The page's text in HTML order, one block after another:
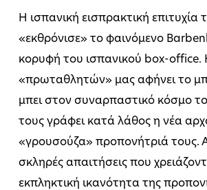
Η ισπανική εισπρακτική επιτυχία
«εκθρόνισε» το φαινόμενο
κορυφή του ισπανικού box-
«πρωταθλητών» μας αφήνει το
μπει στον συναρπαστικό κόσμο
τους γράφει κατά λάθος η νέα
«γρουσούζα» προπονήτριά τους.
σκληρές απαιτήσεις που
εκπληκτική ικανότητα της